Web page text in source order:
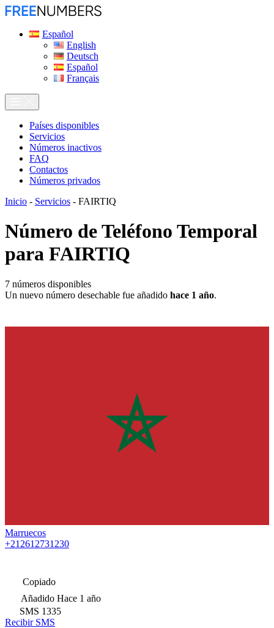
Español
English
Deutsch
Español
Français
Países disponibles
Servicios
Números inactivos
FAQ
Contactos
Números privados
Inicio - Servicios - FAIRTIQ
Número de Teléfono Temporal
para FAIRTIQ
7 números disponibles
Un nuevo número desechable fue añadido hace 1 año.
Marruecos
+212612731230
Copiado
Añadido Hace 1 año
SMS 1335
Recibir SMS